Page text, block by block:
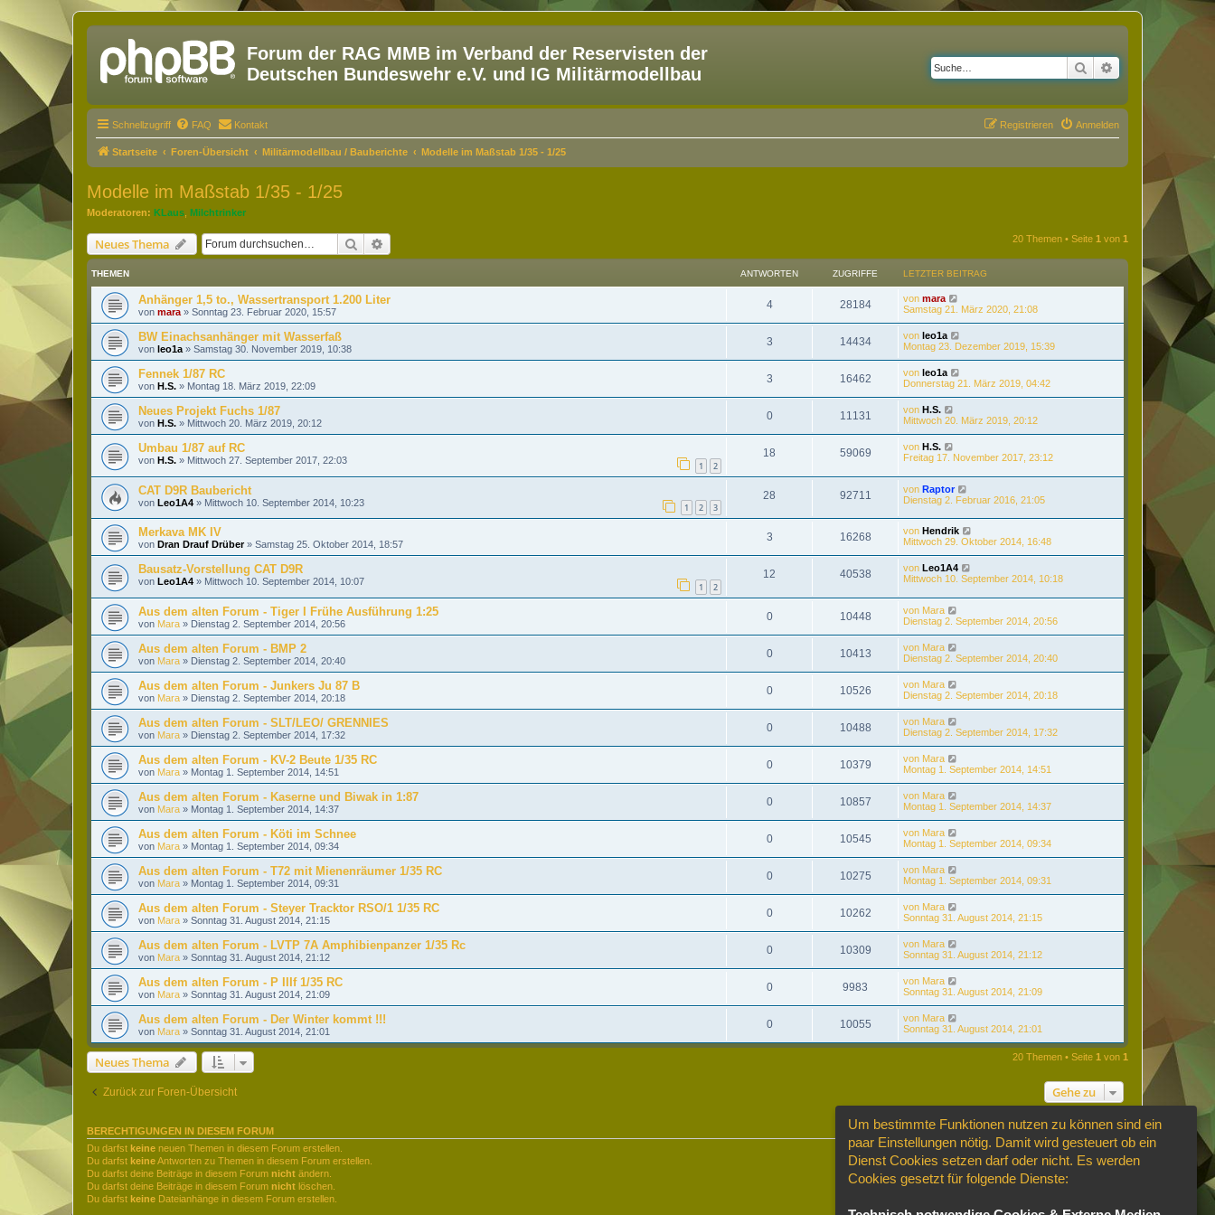
Forum der RAG MMB im Verband der Reservisten der
Deutschen Bundeswehr e.V. und IG Militärmodellbau
Suche Erweiterte Suche
Schnellzugriff FAQ Kontakt Anmelden
Registrieren
Startseite Foren-Übersicht Militärmodellbau / Bauberichte Modelle im Maßstab 1/35 - 1/25
Modelle im Maßstab 1/35 - 1/25
Moderatoren: KLaus Milchtrinker
Neues Thema Suche 20 Themen • Seite 1 von 1
THEMEN ANTWORTEN ZUGRIFFE LETZTER BEITRAG
Anhänger 1,5 to., Wassertransport 1.200 Liter
von mara » Sonntag 23. Februar 2020, 15:57
4 28184 von mara
Samstag 21. März 2020, 21:08
BW Einachsanhänger mit Wasserfaß
von leo1a » Samstag 30. November 2019, 10:38
3 14434 von leo1a
Montag 23. Dezember 2019, 15:39
Fennek 1/87 RC
von H.S. » Montag 18. März 2019, 22:09
3 16462 von leo1a
Donnerstag 21. März 2019, 04:42
Neues Projekt Fuchs 1/87
von H.S. » Mittwoch 20. März 2019, 20:12
0 11131 von H.S.
Mittwoch 20. März 2019, 20:12
Umbau 1/87 auf RC
von H.S. » Mittwoch 27. September 2017, 22:03 1 2
18 59069 von H.S.
Freitag 17. November 2017, 23:12
CAT D9R Baubericht
von Leo1A4 » Mittwoch 10. September 2014, 10:23 1 2 3
28 92711 von Raptor
Dienstag 2. Februar 2016, 21:05
Merkava MK IV
von Dran Drauf Drüber» Samstag 25. Oktober 2014, 18:57
3 16268 von Hendrik
Mittwoch 29. Oktober 2014, 16:48
Bausatz-Vorstellung CAT D9R
von Leo1A4 » Mittwoch 10. September 2014, 10:07 1 2
12 40538 von Leo1A4
Mittwoch 10. September 2014, 10:18
Aus dem alten Forum - Tiger I Frühe Ausführung 1:25
von Mara » Dienstag 2. September 2014, 20:56
0 10448 von Mara
Dienstag 2. September 2014, 20:56
Aus dem alten Forum - BMP 2
von Mara » Dienstag 2. September 2014, 20:40
0 10413 von Mara
Dienstag 2. September 2014, 20:40
Aus dem alten Forum - Junkers Ju 87 B
von Mara » Dienstag 2. September 2014, 20:18
0 10526 von Mara
Dienstag 2. September 2014, 20:18
Aus dem alten Forum - SLT/LEO/ GRENNIES
von Mara » Dienstag 2. September 2014, 17:32
0 10488 von Mara
Dienstag 2. September 2014, 17:32
Aus dem alten Forum - KV-2 Beute 1/35 RC
von Mara » Montag 1. September 2014, 14:51
0 10379 von Mara
Montag 1. September 2014, 14:51
Aus dem alten Forum - Kaserne und Biwak in 1:87
von Mara » Montag 1. September 2014, 14:37
0 10857 von Mara
Montag 1. September 2014, 14:37
Aus dem alten Forum - Köti im Schnee
von Mara » Montag 1. September 2014, 09:34
0 10545 von Mara
Montag 1. September 2014, 09:34
Aus dem alten Forum - T72 mit Mienenräumer 1/35 RC
von Mara » Montag 1. September 2014, 09:31
0 10275 von Mara
Montag 1. September 2014, 09:31
Aus dem alten Forum - Steyer Tracktor RSO/1 1/35 RC
von Mara » Sonntag 31. August 2014, 21:15
0 10262 von Mara
Sonntag 31. August 2014, 21:15
Aus dem alten Forum - LVTP 7A Amphibienpanzer 1/35 Rc
von Mara » Sonntag 31. August 2014, 21:12
0 10309 von Mara
Sonntag 31. August 2014, 21:12
Aus dem alten Forum - P IIIf 1/35 RC
von Mara » Sonntag 31. August 2014, 21:09
0 9983 von Mara
Sonntag 31. August 2014, 21:09
Aus dem alten Forum - Der Winter kommt !!!
von Mara » Sonntag 31. August 2014, 21:01
0 10055 von Mara
Sonntag 31. August 2014, 21:01
Neues Thema 20 Themen • Seite 1 von 1
Zurück zur Foren-Übersicht Gehe zu
BERECHTIGUNGEN IN DIESEM FORUM
Du darfst keine neuen Themen in diesem Forum erstellen.
Du darfst keineAntworten zu Themen in diesem Forum erstellen.
Du darfst deine Beiträge in diesem Forum nicht ändern.
Du darfst deine Beiträge in diesem Forum nicht löschen.
Du darfst keine Dateianhänge in diesem Forum erstellen.
Um bestimmte Funktionen nutzen zu können sind ein
paar Einstellungen nötig. Damit wird gesteuert ob ein
Dienst Cookies setzen darf oder nicht. Es werden
Cookies gesetzt für folgende Dienste: